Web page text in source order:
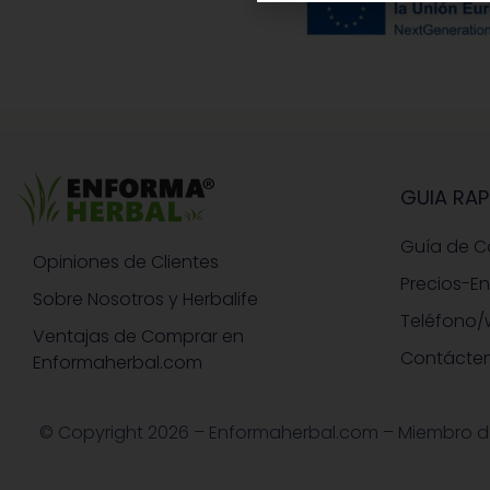
Opiniones de Clientes
Sobre Nosotros y Herbalife
Ventajas de Comprar en
Enformaherbal.com
GUIA
Guía de
Precios-
Teléfono/
© Copyright 2026 – Enformaherbal.com – Miembro